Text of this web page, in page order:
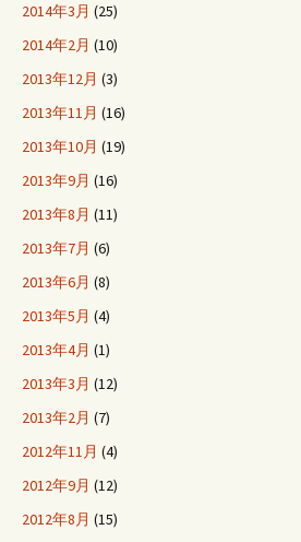
2014年3月 (25)
2014年2月 (10)
2013年12月 (3)
2013年11月 (16)
2013年10月 (19)
2013年9月 (16)
2013年8月 (11)
2013年7月 (6)
2013年6月 (8)
2013年5月 (4)
2013年4月 (1)
2013年3月 (12)
2013年2月 (7)
2012年11月 (4)
2012年9月 (12)
2012年8月 (15)